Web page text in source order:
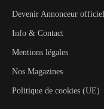
Devenir Annonceur officiel
Info & Contact
Mentions légales
Nos Magazines
Politique de cookies (UE)